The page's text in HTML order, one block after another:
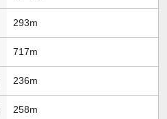
293m
717m
236m
258m